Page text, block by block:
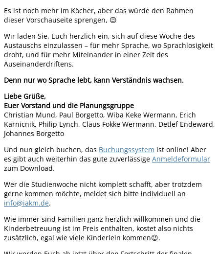
Es ist noch mehr im Köcher, aber das würde den Rahmen
dieser Vorschauseite sprengen, 😉
Wir laden Sie, Euch herzlich ein, sich auf diese Woche des
Austauschs einzulassen – für mehr Sprache, wo Sprachlosigkeit
droht, und für mehr Miteinander in einer Zeit des
Auseinanderdriftens.
Denn nur wo Sprache lebt, kann Verständnis wachsen.
Liebe Grüße,
Euer Vorstand und die Planungsgruppe
Christian Mund, Paul Borgetto, Wiba Keke Wermann, Erich
Karnicnik, Philip Lynch, Claus Fokke Wermann, Detlef Endeward,
Johannes Borgetto
Und nun gleich buchen, das Buchungssystem ist online! Aber
es gibt auch weiterhin das gute zuverlässige Anmeldeformular
zum Download.
Wer die Studienwoche nicht komplett schafft, aber trotzdem
gerne kommen möchte, meldet sich bitte individuell an
info@iakm.de.
Wie immer sind Familien ganz herzlich willkommen und die
Kinderbetreuung ist im Preis enthalten, kostet also nichts
zusätzlich, egal wie viele Kinderlein kommen😉.